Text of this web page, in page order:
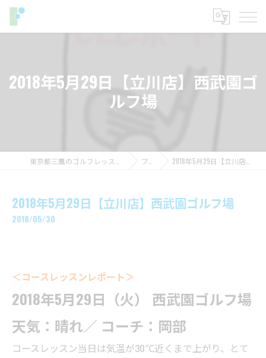
2018年5月29日【立川店】西武園ゴ
ルフ場
ブログ 2018年5月29日【立川店】西武園ゴルフ場
2018年5月29日【立川店】西武園ゴルフ場
2018/05/30
＜コースレッスンレポート＞
2018年5月29日（火） 西武園ゴルフ場
天気：晴れ／ コーチ：岡部
コースレッスン当日は気温が30℃近くまで上がり、とて